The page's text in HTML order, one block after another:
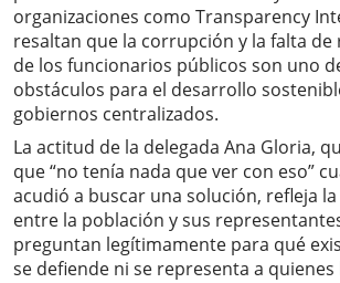
organizaciones como Transparency
resaltan que la corrupción y la falta
de los funcionarios públicos son uno
obstáculos para el desarrollo
gobiernos centralizados.
La actitud de la delegada Ana Gloria,
que “no tenía nada que ver con eso”
acudió a buscar una solución, refleja
entre la población y sus
preguntan legítimamente para qué
se defiende ni se representa a